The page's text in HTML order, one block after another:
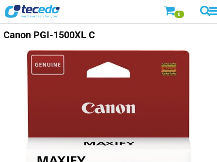
0
Canon PGI-1500XL C